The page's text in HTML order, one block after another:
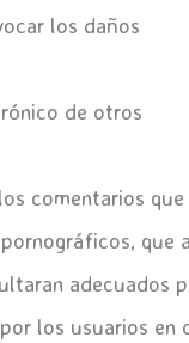
los daños
de otros
comentarios
adecuados
los usuarios